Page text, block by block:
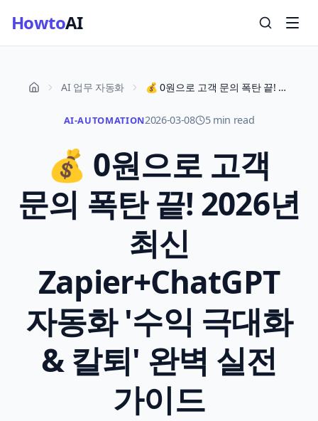
HowtoAI
AI 업무 자동화 💰 0원으로 고객 문의 폭탄 끝! 2026년 최신 Zapier+ChatGPT 자동화 '수익 극대화 & 칼퇴' 완벽 실전 가이드
AI-AUTOMATION2026-03-08 5 min read
💰 0원으로 고객
문의 폭탄 끝! 2026년
최신
Zapier+ChatGPT
자동화 '수익 극대화
& 칼퇴' 완벽 실전
가이드